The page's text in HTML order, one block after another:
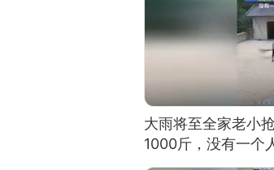
大雨将至全家老小
1000斤，没有一个